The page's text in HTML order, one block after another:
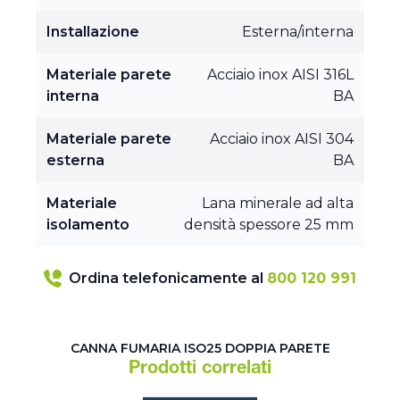
Installazione Esterna/interna
Materiale parete
interna
Acciaio inox AISI 316L
BA
Materiale parete
esterna
Acciaio inox AISI 304
BA
Materiale
isolamento
Lana minerale ad alta
densità spessore 25 mm
Ordina telefonicamente al 800 120 991
CANNA FUMARIA ISO25 DOPPIA PARETE
Prodotti correlati